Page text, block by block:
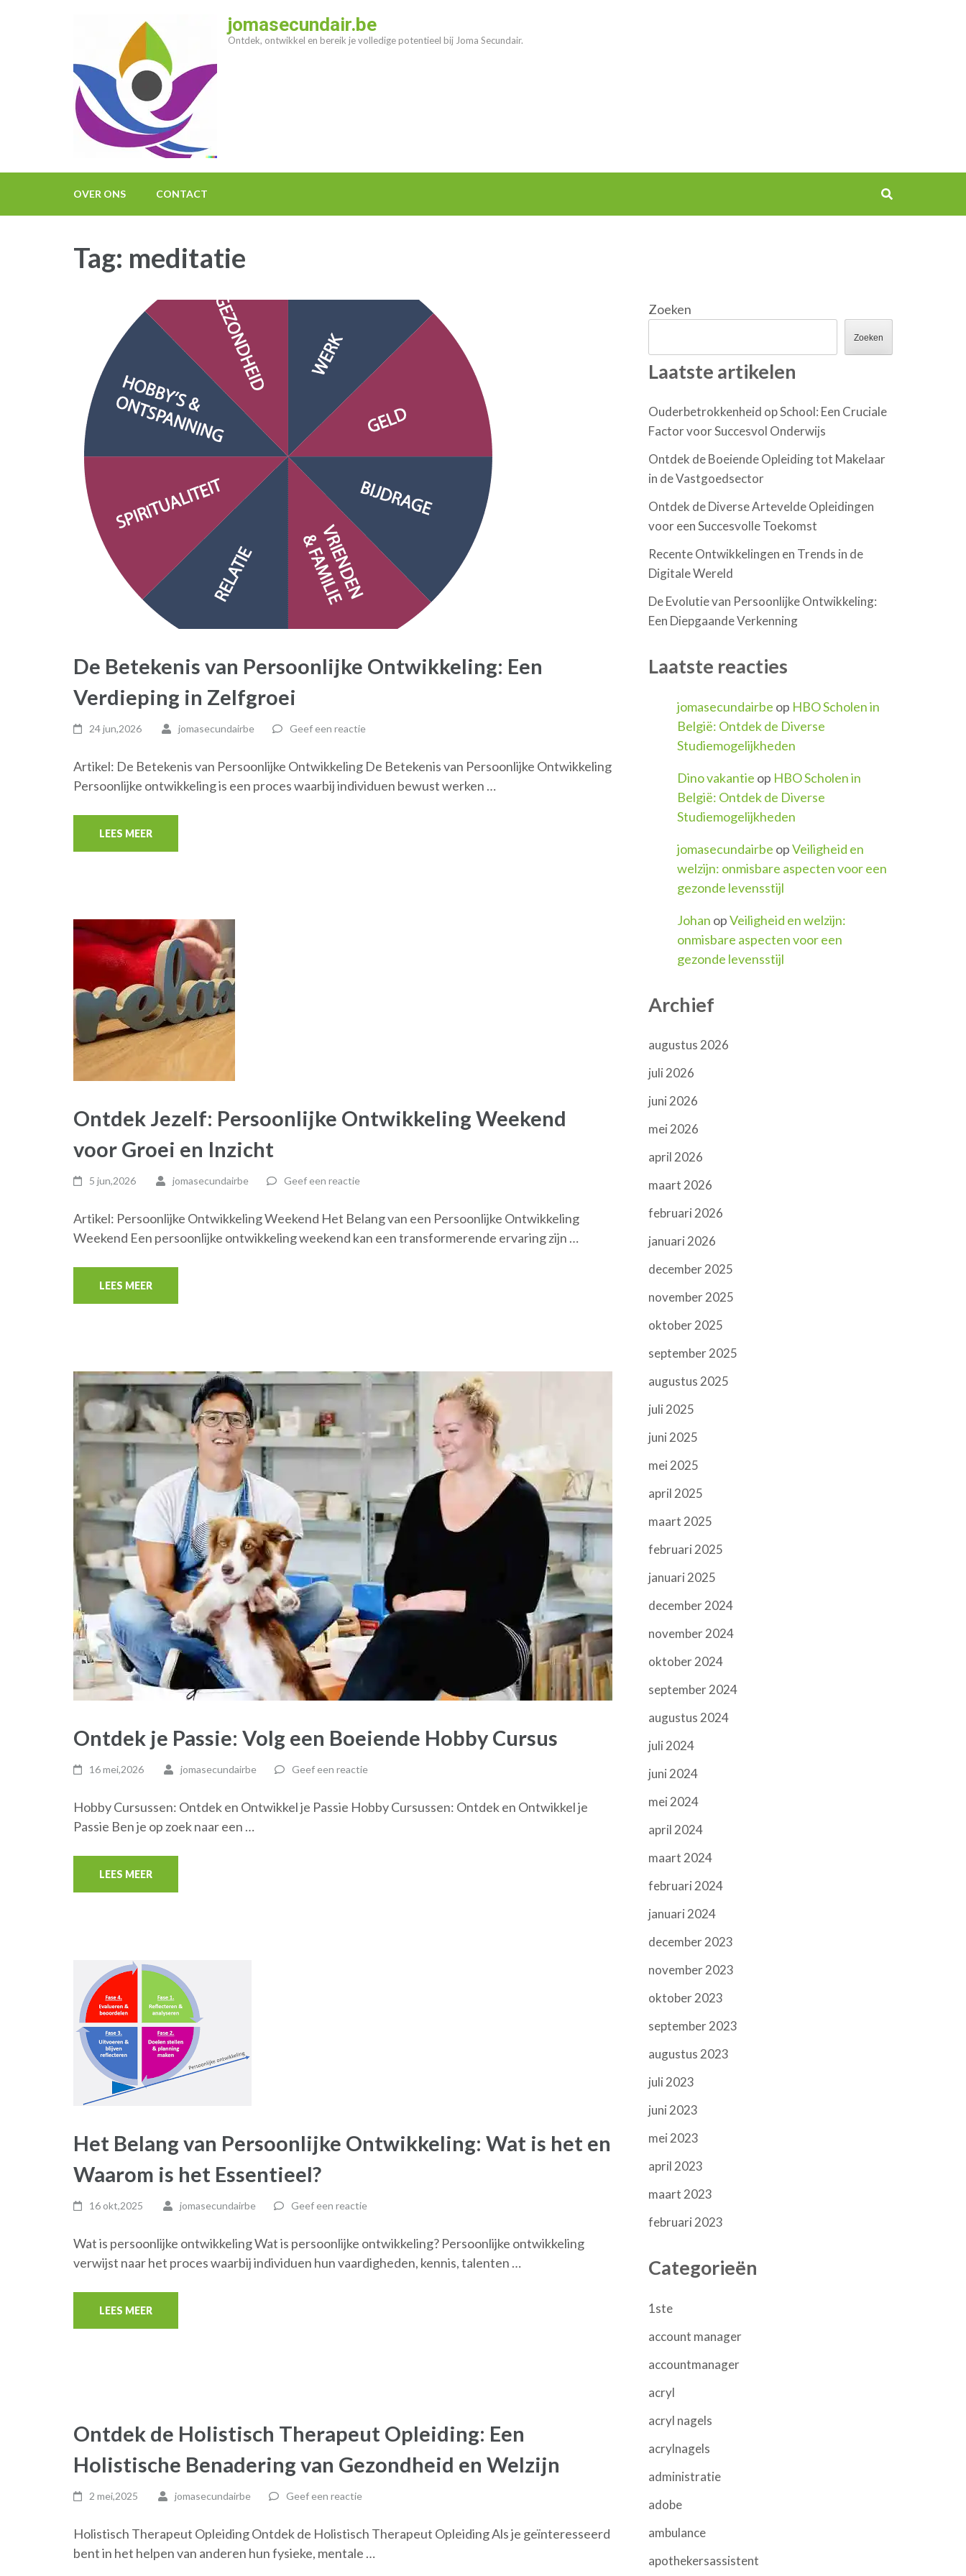
jomasecundair.be
Ontdek, ontwikkel en bereik je volledige potentieel bij Joma Secundair.
OVER ONS CONTACT
Tag: meditatie
De Betekenis van Persoonlijke Ontwikkeling: Een
Verdieping in Zelfgroei
24 jun,2026 jomasecundairbe Geef een reactie
Artikel: De Betekenis van Persoonlijke Ontwikkeling De Betekenis van Persoonlijke Ontwikkeling
Persoonlijke ontwikkeling is een proces waarbij individuen bewust werken …
LEES MEER
Ontdek Jezelf: Persoonlijke Ontwikkeling Weekend
voor Groei en Inzicht
5 jun,2026 jomasecundairbe Geef een reactie
Artikel: Persoonlijke Ontwikkeling Weekend Het Belang van een Persoonlijke Ontwikkeling
Weekend Een persoonlijke ontwikkeling weekend kan een transformerende ervaring zijn …
LEES MEER
Ontdek je Passie: Volg een Boeiende Hobby Cursus
16 mei,2026 jomasecundairbe Geef een reactie
Hobby Cursussen: Ontdek en Ontwikkel je Passie Hobby Cursussen: Ontdek en Ontwikkel je
Passie Ben je op zoek naar een …
LEES MEER
Het Belang van Persoonlijke Ontwikkeling: Wat is het en
Waarom is het Essentieel?
16 okt,2025 jomasecundairbe Geef een reactie
Wat is persoonlijke ontwikkeling Wat is persoonlijke ontwikkeling? Persoonlijke ontwikkeling
verwijst naar het proces waarbij individuen hun vaardigheden, kennis, talenten …
LEES MEER
Ontdek de Holistisch Therapeut Opleiding: Een
Holistische Benadering van Gezondheid en Welzijn
2 mei,2025 jomasecundairbe Geef een reactie
Holistisch Therapeut Opleiding Ontdek de Holistisch Therapeut Opleiding Als je geïnteresseerd
bent in het helpen van anderen hun fysieke, mentale …
Zoeken
Zoeken
Laatste artikelen
Ouderbetrokkenheid op School: Een Cruciale
Factor voor Succesvol Onderwijs
Ontdek de Boeiende Opleiding tot Makelaar
in de Vastgoedsector
Ontdek de Diverse Artevelde Opleidingen
voor een Succesvolle Toekomst
Recente Ontwikkelingen en Trends in de
Digitale Wereld
De Evolutie van Persoonlijke Ontwikkeling:
Een Diepgaande Verkenning
Laatste reacties
jomasecundairbe op HBO Scholen in
België: Ontdek de Diverse
Studiemogelijkheden
Dino vakantie op HBO Scholen in
België: Ontdek de Diverse
Studiemogelijkheden
jomasecundairbe opVeiligheid en
welzijn: onmisbare aspecten voor een
gezonde levensstijl
Johan opVeiligheid en welzijn:
onmisbare aspecten voor een
gezonde levensstijl
Archief
augustus 2026
juli 2026
juni 2026
mei 2026
april 2026
maart 2026
februari 2026
januari 2026
december 2025
november 2025
oktober 2025
september 2025
augustus 2025
juli 2025
juni 2025
mei 2025
april 2025
maart 2025
februari 2025
januari 2025
december 2024
november 2024
oktober 2024
september 2024
augustus 2024
juli 2024
juni 2024
mei 2024
april 2024
maart 2024
februari 2024
januari 2024
december 2023
november 2023
oktober 2023
september 2023
augustus 2023
juli 2023
juni 2023
mei 2023
april 2023
maart 2023
februari 2023
Categorieën
1ste
account manager
accountmanager
acryl
acryl nagels
acrylnagels
administratie
adobe
ambulance
apothekersassistent